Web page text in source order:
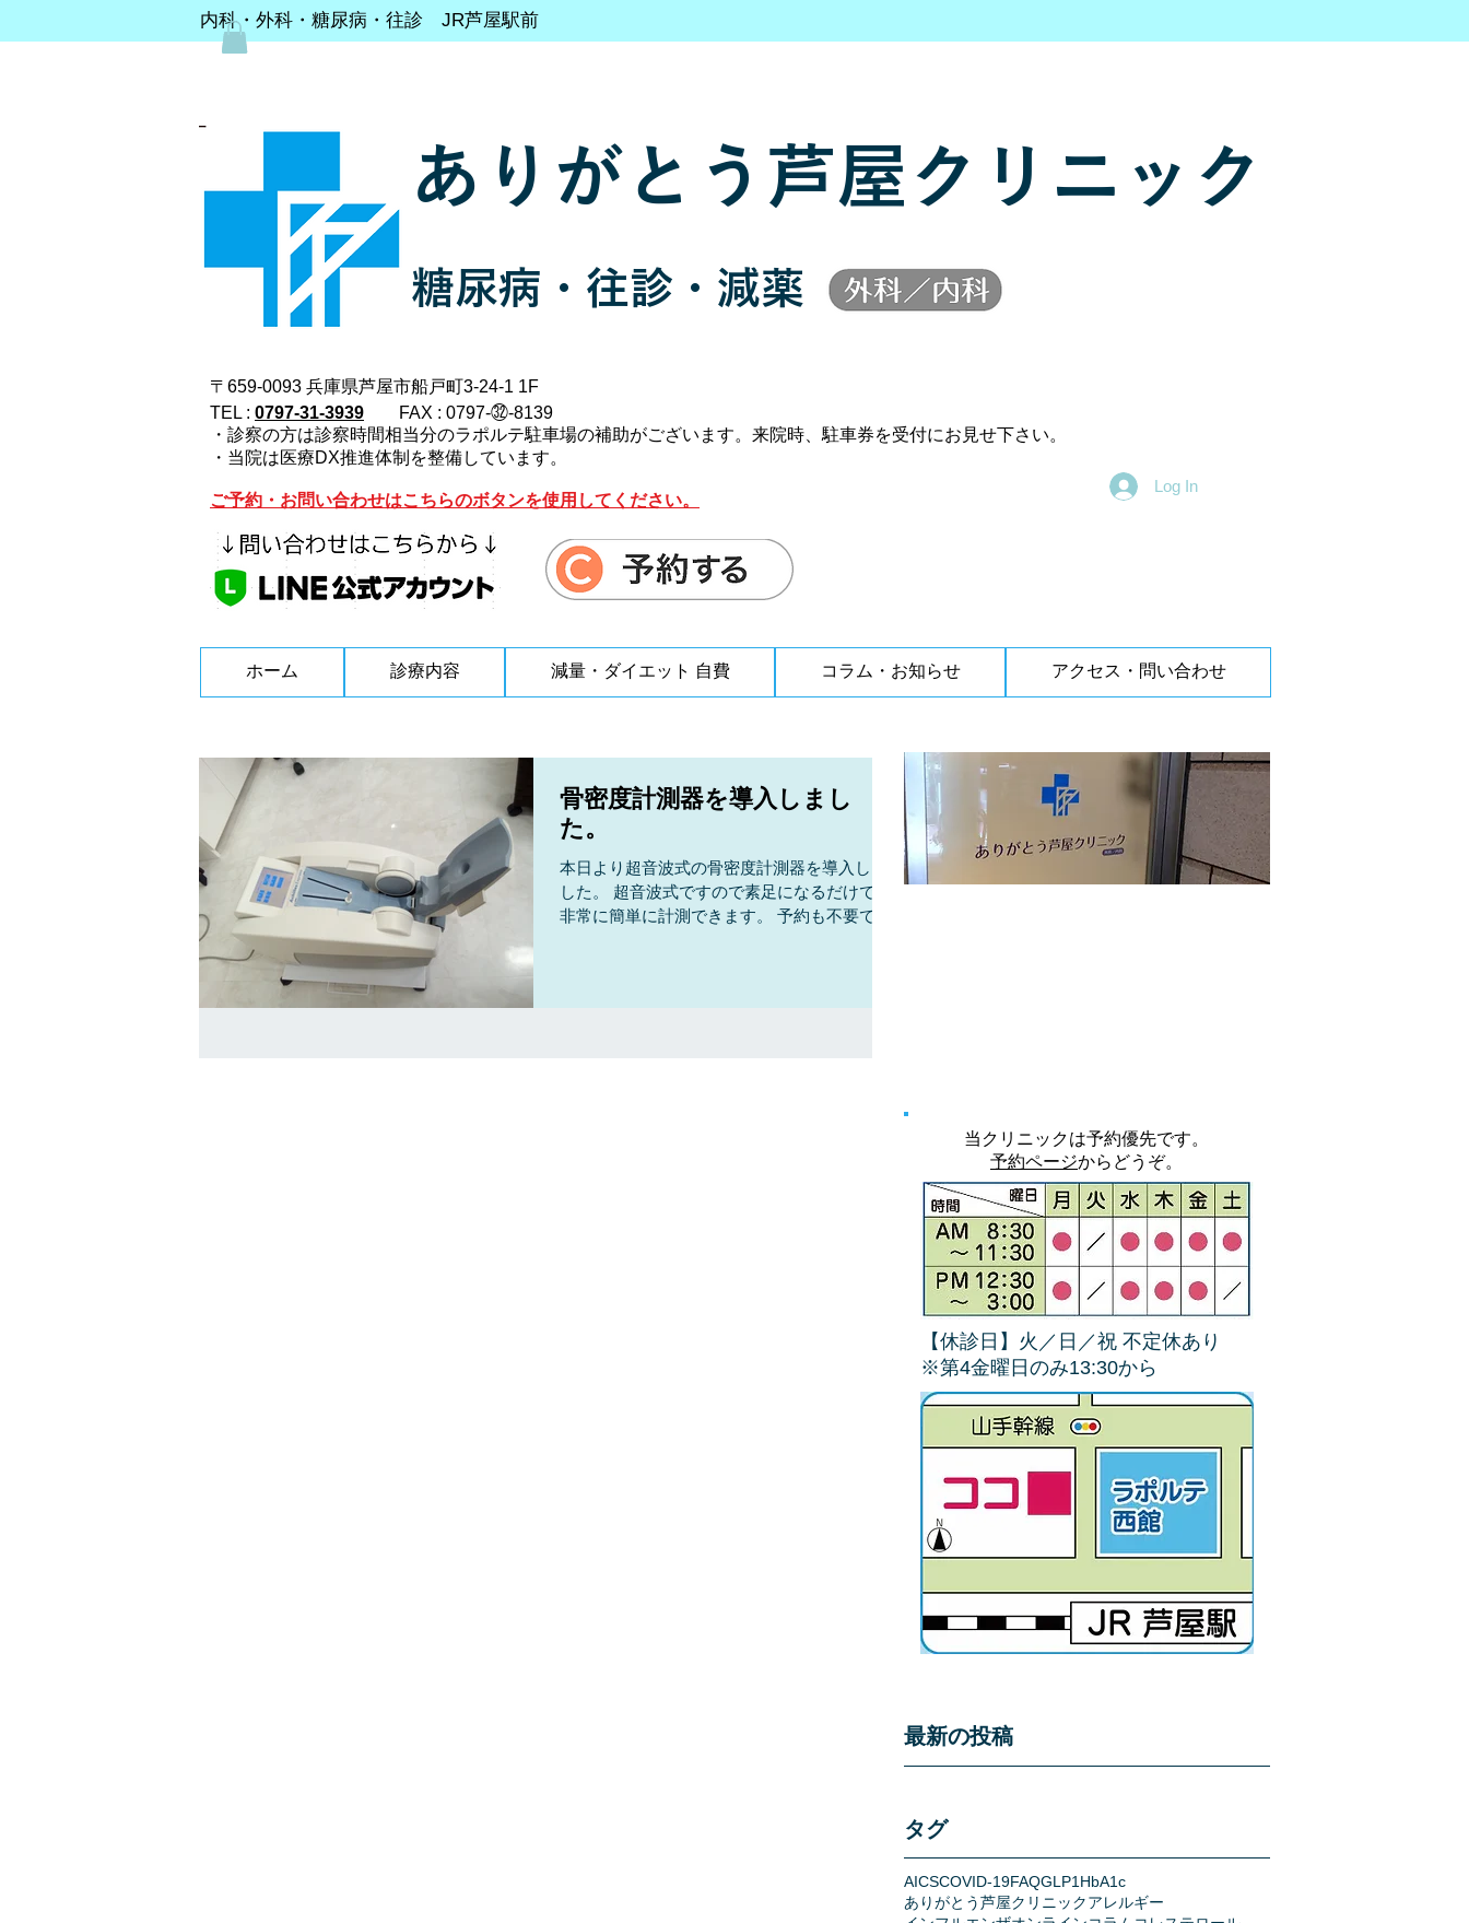
内科・外科・糖尿病・往診 JR芦屋駅前
ありがとう芦屋クリニック
糖尿病・往診・減薬
Log In
〒659-0093 兵庫県芦屋市船戸町3-24-1 1F
TEL : 0797-31-3939
FAX : 0797-㉜-8139
・診察の方は診察時間相当分のラポルテ駐車場の補助がございます。来院時、駐車券を受付にお見せ下さい。
・当院は医療DX推進体制を整備しています。
ご予約・お問い合わせはこちらのボタンを使用してください。
ホーム 診療内容 減量・ダイエット 自費 コラム・お知らせ アクセス・問い合わせ
骨密度計測器を導入しまし
た。
本日より超音波式の骨密度計測器を導入しま
した。 超音波式ですので素足になるだけで、
非常に簡単に計測できます。 予約も不要で
当クリニックは予約優先です。
予約ページからどうぞ。
【休診日】火／日／祝 不定休あり
​※第4金曜日のみ13:30から
最新の投稿
タグ
AICSCOVID-19FAQGLP1HbA1c
ありがとう芦屋クリニックアレルギー